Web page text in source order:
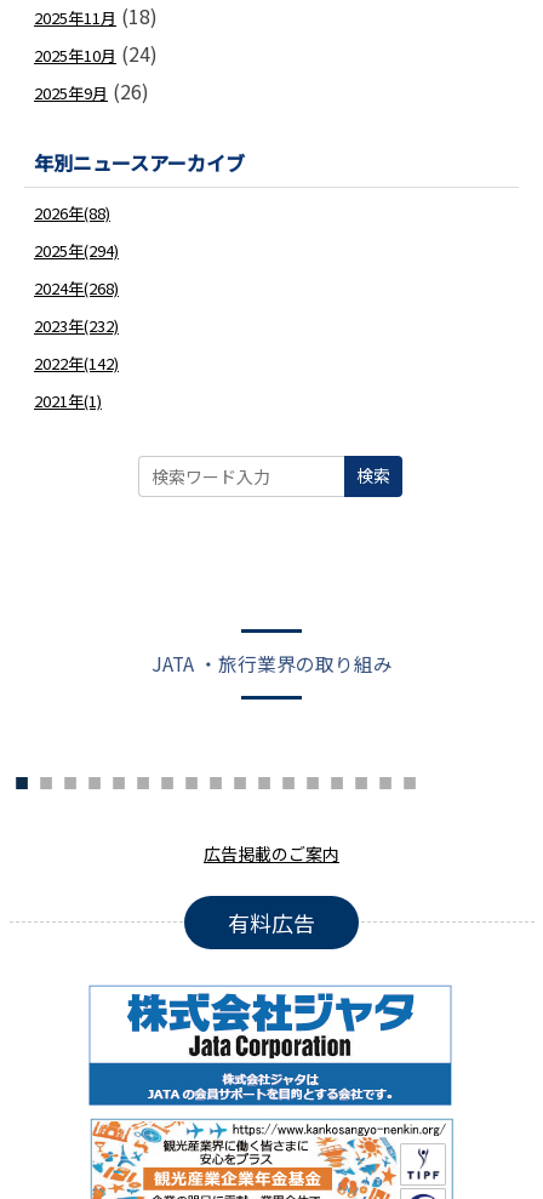
2025年11月 (18)
2025年10月 (24)
2025年9月 (26)
年別ニュースアーカイブ
2026年(88)
2025年(294)
2024年(268)
2023年(232)
2022年(142)
2021年(1)
検索
JATA ・旅行業界の取り組み
広告掲載のご案内
有料広告